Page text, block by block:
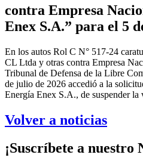
contra Empresa
Enex S.A.” para el 5
En los autos Rol C N° 517-24
CL Ltda y otras contra Empresa
Tribunal de Defensa de la Libre
de julio de 2026 accedió a la
Energía Enex S.A., de suspender
Volver a noticias
¡Suscríbete a nuestro